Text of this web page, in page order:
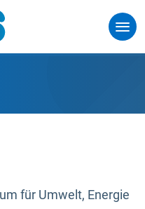
für Umwelt, Energie